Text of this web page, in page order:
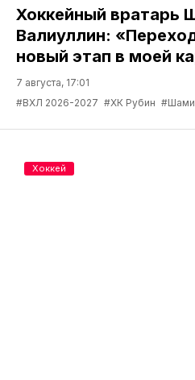
Хоккейный вратарь
Валиуллин:
новый этап в моей
7 августа, 17:01
#ВХЛ 2026-2027 #ХК Рубин
Хоккей